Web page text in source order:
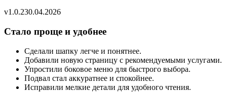
v1.0.230.04.2026
Стало проще и удобнее
Сделали шапку легче и понятнее.
Добавили новую страницу с рекомендуемыми услугами.
Упростили боковое меню для быстрого выбора.
Подвал стал аккуратнее и спокойнее.
Исправили мелкие детали для удобного чтения.